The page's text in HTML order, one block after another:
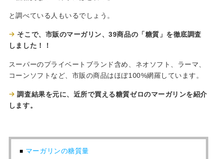
と調べている人もいるでしょう。
そこで、市販のマーガリン、39商品の「糖質」を徹底調査
しました！！
スーパーのプライベートブランド含め、ネオソフト、ラーマ、
コーンソフトなど、市販の商品はほぼ100%網羅しています。
調査結果を元に、近所で買える糖質ゼロのマーガリンを紹介
します。
マーガリンの糖質量